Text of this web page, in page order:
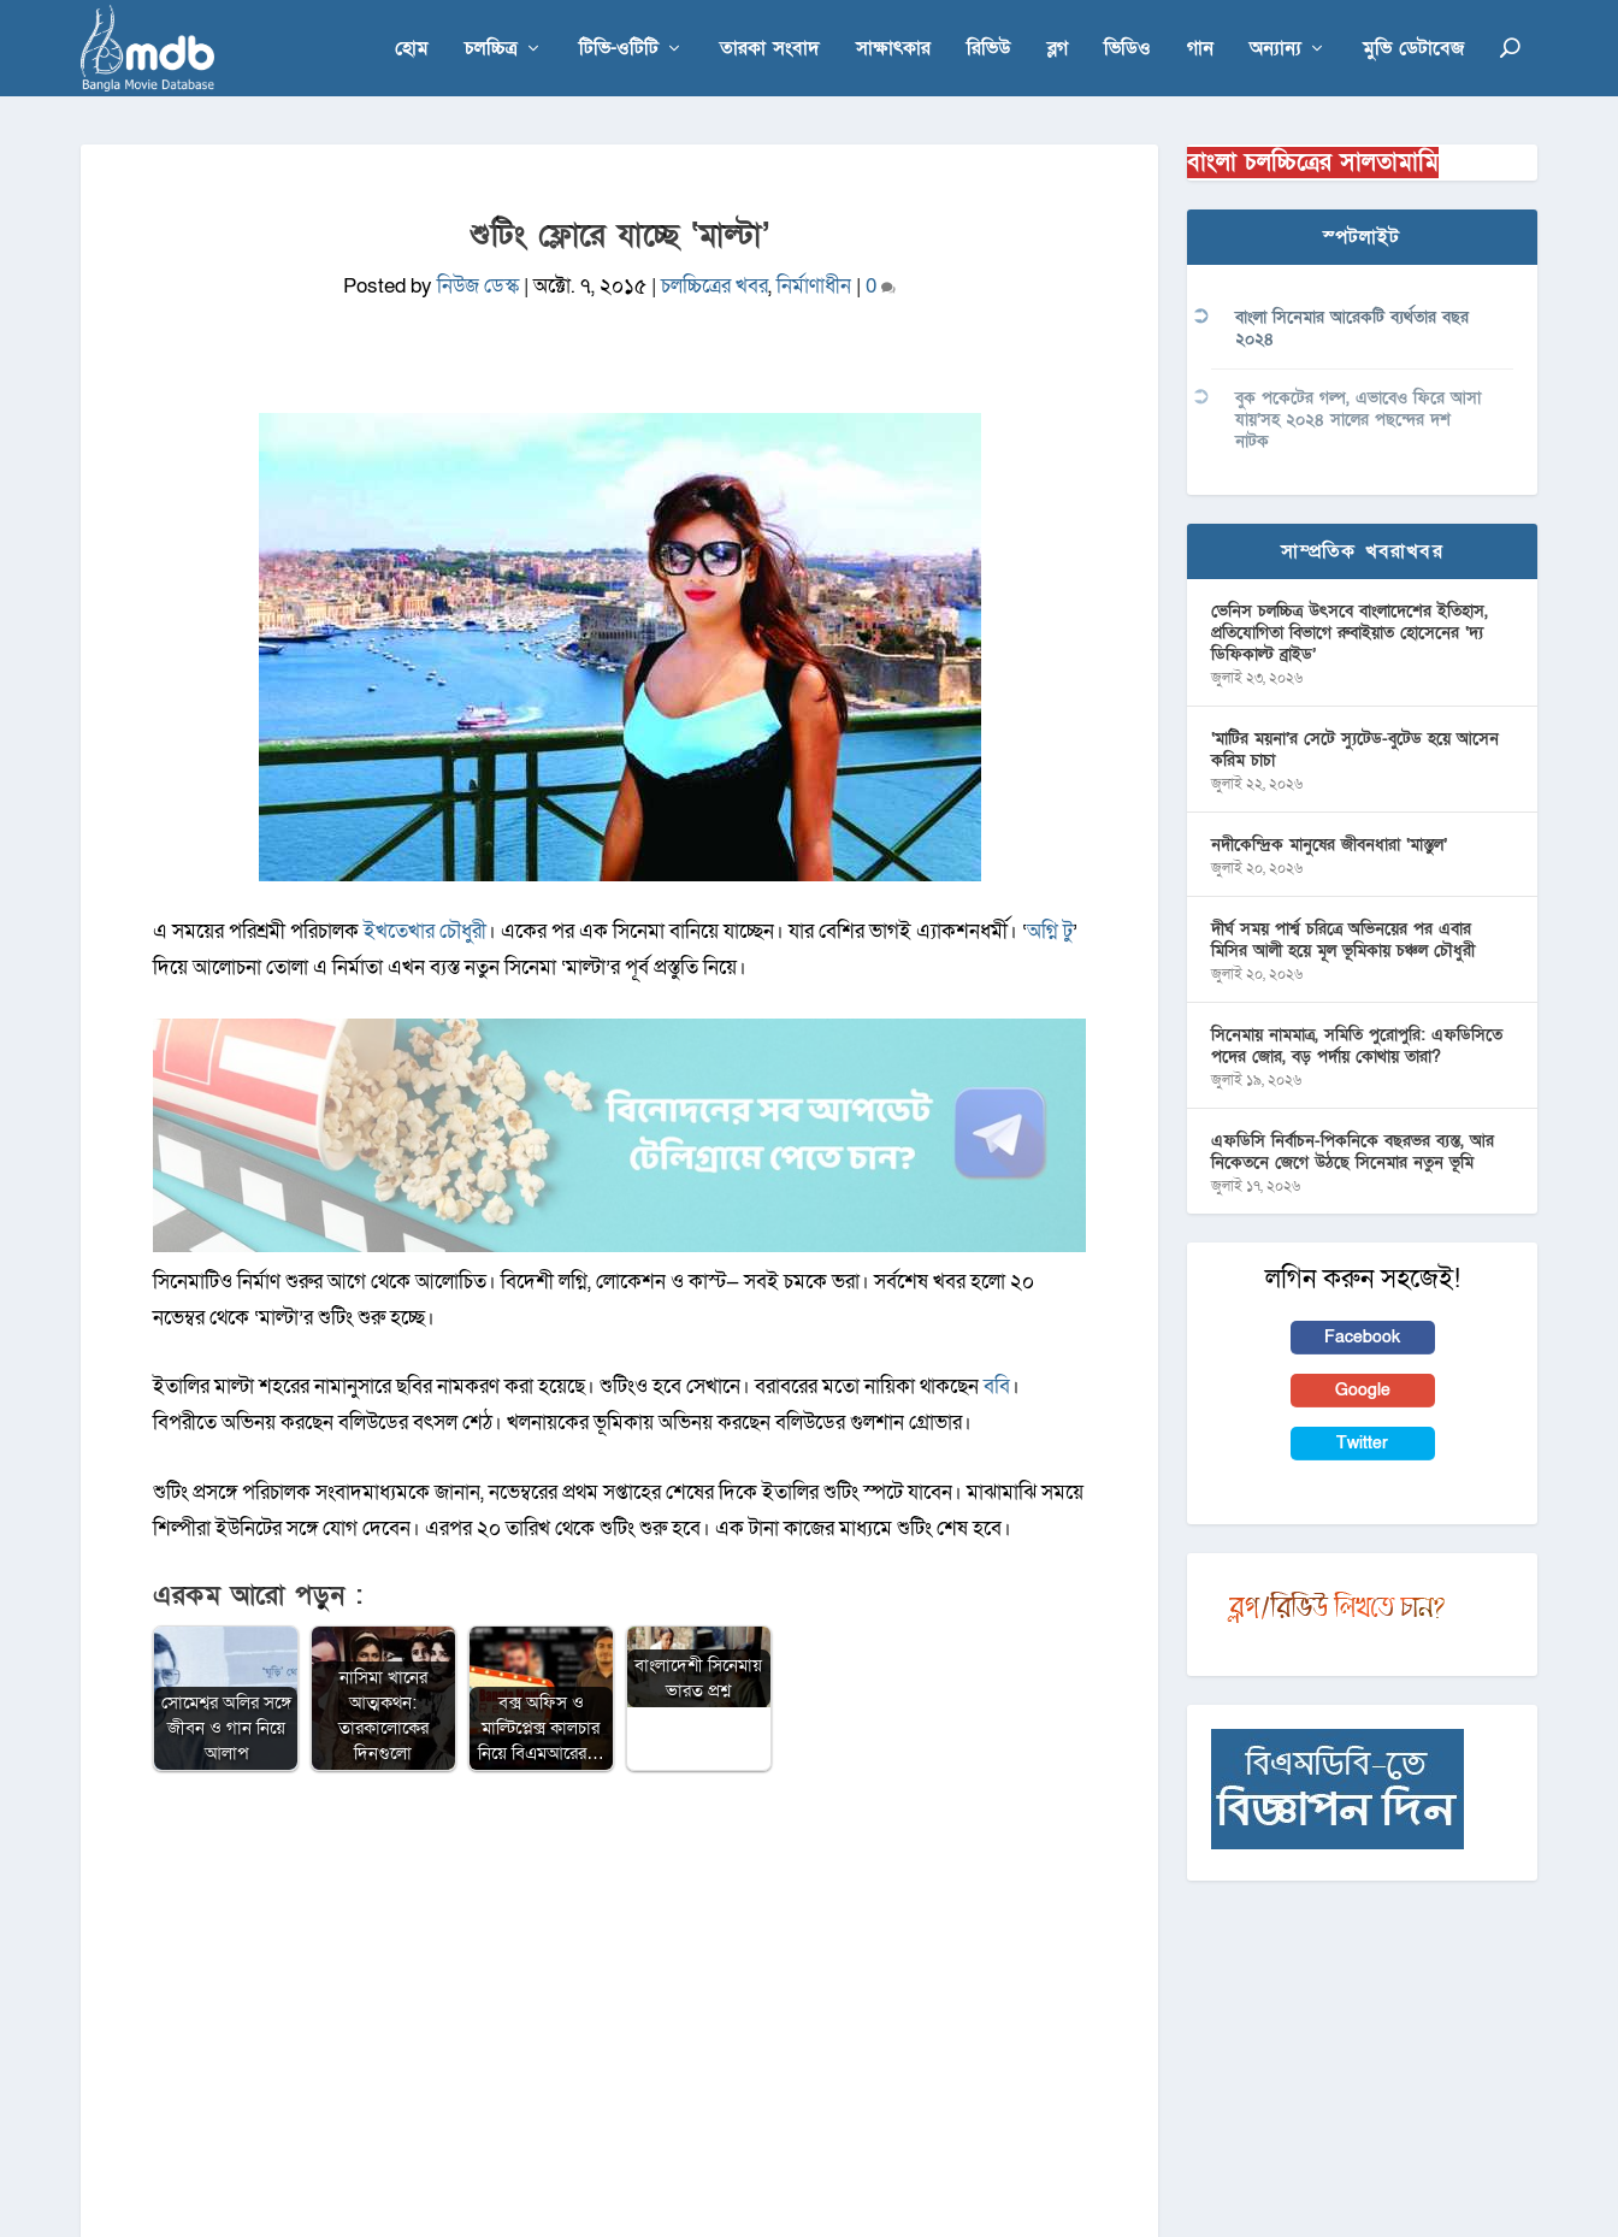
হোম চলচ্চিত্র টিভি-ওটিটি তারকা সংবাদ সাক্ষাৎকার রিভিউ ব্লগ ভিডিও গান অন্যান্য মুভি ডেটাবেজ
শুটিং ফ্লোরে যাচ্ছে ‘মাল্টা’
Posted byনিউজ ডেস্ক|অক্টো. ৭, ২০১৫ |চলচ্চিত্রের খবর,নির্মাণাধীন|0
এ সময়ের পরিশ্রমী পরিচালকইখতেখার চৌধুরী। একের পর এক সিনেমা বানিয়ে যাচ্ছেন। যার বেশির ভাগই এ্যাকশনধর্মী। ‘অগ্নি টু’
দিয়ে আলোচনা তোলা এ নির্মাতা এখন ব্যস্ত নতুন সিনেমা ‘মাল্টা’র পূর্ব প্রস্তুতি নিয়ে।
সিনেমাটিও নির্মাণ শুরুর আগে থেকে আলোচিত। বিদেশী লগ্নি, লোকেশন ও কাস্ট— সবই চমকে ভরা। সর্বশেষ খবর হলো ২০
নভেম্বর থেকে ‘মাল্টা’র শুটিং শুরু হচ্ছে।
ইতালির মাল্টা শহরের নামানুসারে ছবির নামকরণ করা হয়েছে। শুটিংও হবে সেখানে। বরাবরের মতো নায়িকা থাকছেনববি।
বিপরীতে অভিনয় করছেন বলিউডের বৎসল শেঠ। খলনায়কের ভূমিকায় অভিনয় করছেন বলিউডের গুলশান গ্রোভার।
শুটিং প্রসঙ্গে পরিচালক সংবাদমাধ্যমকে জানান, নভেম্বরের প্রথম সপ্তাহের শেষের দিকে ইতালির শুটিং স্পটে যাবেন। মাঝামাঝি সময়ে
শিল্পীরা ইউনিটের সঙ্গে যোগ দেবেন। এরপর ২০ তারিখ থেকে শুটিং শুরু হবে। এক টানা কাজের মাধ্যমে শুটিং শেষ হবে।
এরকম আরো পড়ুন :
সোমেশ্বর অলির সঙ্গে
জীবন ও গান নিয়ে
আলাপ
নাসিমা খানের
আত্মকথন:
তারকালোকের
দিনগুলো
বক্স অফিস ও
মাল্টিপ্লেক্স কালচার
নিয়ে বিএমআরের…
বাংলাদেশী সিনেমায়
ভারত প্রশ্ন
বাংলা চলচ্চিত্রের সালতামামি
স্পটলাইট
বাংলা সিনেমার আরেকটি ব্যর্থতার বছর
২০২৪
বুক পকেটের গল্প, এভাবেও ফিরে আসা
যায়’সহ ২০২৪ সালের পছন্দের দশ
নাটক
সাম্প্রতিক খবরাখবর
ভেনিস চলচ্চিত্র উৎসবে বাংলাদেশের ইতিহাস,
প্রতিযোগিতা বিভাগে রুবাইয়াত হোসেনের ‘দ্য
ডিফিকাল্ট ব্রাইড’
জুলাই ২৩, ২০২৬
‘মাটির ময়না’র সেটে স্যুটেড-বুটেড হয়ে আসেন
করিম চাচা
জুলাই ২২, ২০২৬
নদীকেন্দ্রিক মানুষের জীবনধারা ‘মাস্তুল’
জুলাই ২০, ২০২৬
দীর্ঘ সময় পার্শ্ব চরিত্রে অভিনয়ের পর এবার
মিসির আলী হয়ে মূল ভূমিকায় চঞ্চল চৌধুরী
জুলাই ২০, ২০২৬
সিনেমায় নামমাত্র, সমিতি পুরোপুরি: এফডিসিতে
পদের জোর, বড় পর্দায় কোথায় তারা?
জুলাই ১৯, ২০২৬
এফডিসি নির্বাচন-পিকনিকে বছরভর ব্যস্ত, আর
নিকেতনে জেগে উঠছে সিনেমার নতুন ভূমি
জুলাই ১৭, ২০২৬
লগিন করুন সহজেই!
Facebook
Google
Twitter